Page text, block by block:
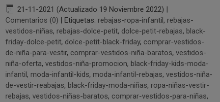
21-11-2021 (Actualizado 19 Noviembre 2022) |
Comentarios (0) | Etiquetas: rebajas-ropa-infantil, rebajas-
vestidos-niñas, rebajas-dolce-petit, dolce-petit-rebajas, black-
friday-dolce-petit, dolce-petit-black-friday, comprar-vestidos-
de-niña-para-vestir, comprar-vestidos-niña-baratos, vestidos-
niña-oferta, vestidos-niña-promocion, black-friday-kids-moda-
infantil, moda-infantil-kids, moda-infantil-rebajas, vestidos-niña-
de-vestir-reabajas, black-friday-moda-niñas, ropa-niñas-vestir-
rebajas, vestidos-niñas-baratos, comprar-vestidos-para-niñas,